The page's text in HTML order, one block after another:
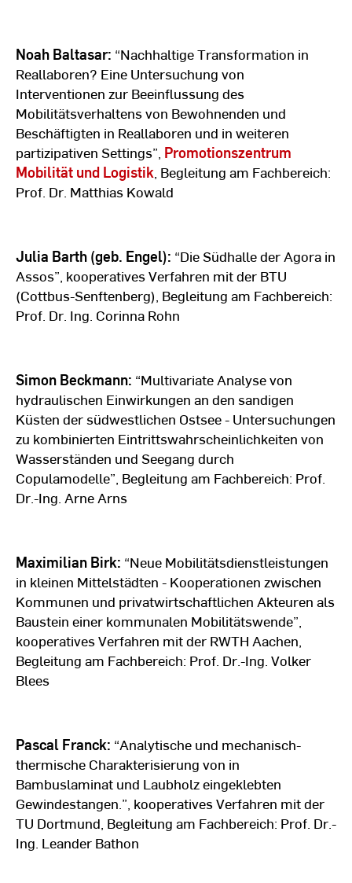
Noah Baltasar: “Nachhaltige Transformation in
Reallaboren? Eine Untersuchung von
Interventionen zur Beeinflussung des
Mobilitätsverhaltens von Bewohnenden und
Beschäftigten in Reallaboren und in weiteren
partizipativen Settings”, Promotionszentrum
Mobilität und Logistik , Begleitung am Fachbereich:
Prof. Dr. Matthias Kowald
Julia Barth (geb. Engel): “Die Südhalle der Agora in
Assos”, kooperatives Verfahren mit der BTU
(Cottbus-Senftenberg), Begleitung am Fachbereich:
Prof. Dr. Ing. Corinna Rohn
Simon Beckmann: “Multivariate Analyse von
hydraulischen Einwirkungen an den sandigen
Küsten der südwestlichen Ostsee - Untersuchungen
zu kombinierten Eintrittswahrscheinlichkeiten von
Wasserständen und Seegang durch
Copulamodelle”, Begleitung am Fachbereich: Prof.
Dr.-Ing. Arne Arns
Maximilian Birk: “Neue Mobilitätsdienstleistungen
in kleinen Mittelstädten - Kooperationen zwischen
Kommunen und privatwirtschaftlichen Akteuren als
Baustein einer kommunalen Mobilitätswende”,
kooperatives Verfahren mit der RWTH Aachen,
Begleitung am Fachbereich: Prof. Dr.-Ing. Volker
Blees
Pascal Franck: “Analytische und mechanisch-
thermische Charakterisierung von in
Bambuslaminat und Laubholz eingeklebten
Gewindestangen.”, kooperatives Verfahren mit der
TU Dortmund, Begleitung am Fachbereich: Prof. Dr.-
Ing. Leander Bathon